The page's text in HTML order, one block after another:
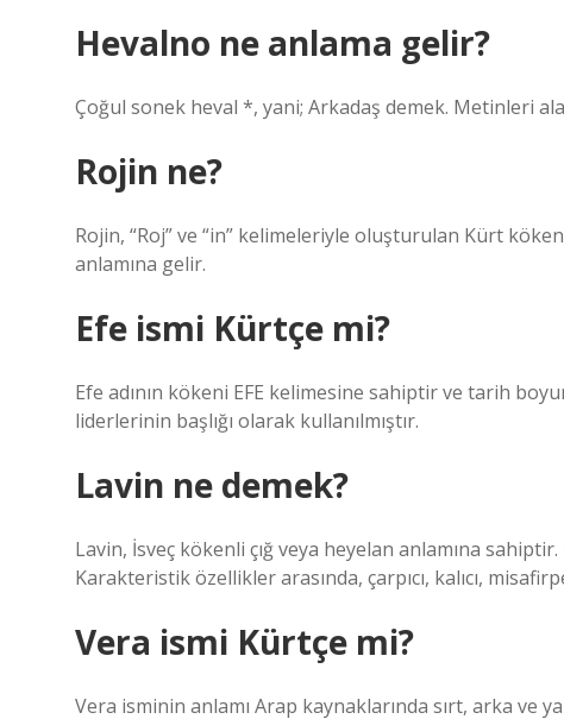
Hevalno ne anlama gelir?
Çoğul sonek heval *, yani; Arkadaş demek. Metinleri
Rojin ne?
Rojin, “Roj” ve “in” kelimeleriyle oluşturulan Kürt
anlamına gelir.
Efe ismi Kürtçe mi?
Efe adının kökeni EFE kelimesine sahiptir ve tarih
liderlerinin başlığı olarak kullanılmıştır.
Lavin ne demek?
Lavin, İsveç kökenli çığ veya heyelan anlamına
Karakteristik özellikler arasında, çarpıcı, kalıcı,
Vera ismi Kürtçe mi?
Vera isminin anlamı Arap kaynaklarında sırt, arka ve